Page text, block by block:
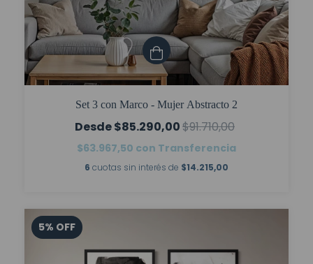
Set 3 con Marco - Mujer Abstracto 2
$85.290,00$91.710,00
$63.967,50 con Transferencia
6 cuotas sin interés de $14.215,00
5% OFF